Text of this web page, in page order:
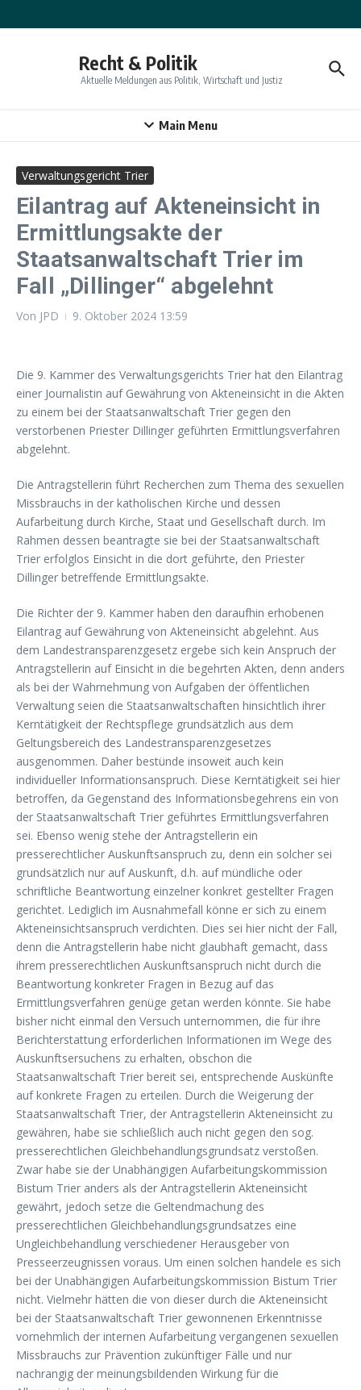
Recht & Politik
Aktuelle Meldungen aus Politik, Wirtschaft und Justiz
Main Menu
Verwaltungsgericht Trier
Eilantrag auf Akteneinsicht in
Ermittlungsakte der
Staatsanwaltschaft Trier im
Fall „Dillinger“ abgelehnt
Von JPD 9. Oktober 2024 13:59
Die 9. Kammer des Verwaltungsgerichts Trier hat den Eilantrag
einer Journalistin auf Gewährung von Akteneinsicht in die Akten
zu einem bei der Staatsanwaltschaft Trier gegen den
verstorbenen Priester Dillinger geführten Ermittlungsverfahren
abgelehnt.
Die Antragstellerin führt Recherchen zum Thema des sexuellen
Missbrauchs in der katholischen Kirche und dessen
Aufarbeitung durch Kirche, Staat und Gesellschaft durch. Im
Rahmen dessen beantragte sie bei der Staatsanwaltschaft
Trier erfolglos Einsicht in die dort geführte, den Priester
Dillinger betreffende Ermittlungsakte.
Die Richter der 9. Kammer haben den daraufhin erhobenen
Eilantrag auf Gewährung von Akteneinsicht abgelehnt. Aus
dem Landestransparenzgesetz ergebe sich kein Anspruch der
Antragstellerin auf Einsicht in die begehrten Akten, denn anders
als bei der Wahrnehmung von Aufgaben der öffentlichen
Verwaltung seien die Staatsanwaltschaften hinsichtlich ihrer
Kerntätigkeit der Rechtspflege grundsätzlich aus dem
Geltungsbereich des Landestransparenzgesetzes
ausgenommen. Daher bestünde insoweit auch kein
individueller Informationsanspruch. Diese Kerntätigkeit sei hier
betroffen, da Gegenstand des Informationsbegehrens ein von
der Staatsanwaltschaft Trier geführtes Ermittlungsverfahren
sei. Ebenso wenig stehe der Antragstellerin ein
presserechtlicher Auskunftsanspruch zu, denn ein solcher sei
grundsätzlich nur auf Auskunft, d.h. auf mündliche oder
schriftliche Beantwortung einzelner konkret gestellter Fragen
gerichtet. Lediglich im Ausnahmefall könne er sich zu einem
Akteneinsichtsanspruch verdichten. Dies sei hier nicht der Fall,
denn die Antragstellerin habe nicht glaubhaft gemacht, dass
ihrem presserechtlichen Auskunftsanspruch nicht durch die
Beantwortung konkreter Fragen in Bezug auf das
Ermittlungsverfahren genüge getan werden könnte. Sie habe
bisher nicht einmal den Versuch unternommen, die für ihre
Berichterstattung erforderlichen Informationen im Wege des
Auskunftsersuchens zu erhalten, obschon die
Staatsanwaltschaft Trier bereit sei, entsprechende Auskünfte
auf konkrete Fragen zu erteilen. Durch die Weigerung der
Staatsanwaltschaft Trier, der Antragstellerin Akteneinsicht zu
gewähren, habe sie schließlich auch nicht gegen den sog.
presserechtlichen Gleichbehandlungsgrundsatz verstoßen.
Zwar habe sie der Unabhängigen Aufarbeitungskommission
Bistum Trier anders als der Antragstellerin Akteneinsicht
gewährt, jedoch setze die Geltendmachung des
presserechtlichen Gleichbehandlungsgrundsatzes eine
Ungleichbehandlung verschiedener Herausgeber von
Presseerzeugnissen voraus. Um einen solchen handele es sich
bei der Unabhängigen Aufarbeitungskommission Bistum Trier
nicht. Vielmehr hätten die von dieser durch die Akteneinsicht
bei der Staatsanwaltschaft Trier gewonnenen Erkenntnisse
vornehmlich der internen Aufarbeitung vergangenen sexuellen
Missbrauchs zur Prävention zukünftiger Fälle und nur
nachrangig der meinungsbildenden Wirkung für die